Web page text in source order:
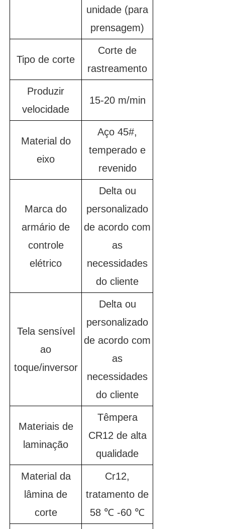
unidade (para
prensagem)
Tipo de corte
Corte de
rastreamento
Produzir
velocidade
15-20 m/min
Material do
eixo
Aço 45#,
temperado e
revenido
Marca do
armário de
controle
elétrico
Delta ou
personalizado
de acordo com
as
necessidades
do cliente
Tela sensível
ao
toque/inversor
Delta ou
personalizado
de acordo com
as
necessidades
do cliente
Materiais de
laminação
Têmpera
CR12 de alta
qualidade
Material da
lâmina de
corte
Cr12,
tratamento de
58 ℃ -60 ℃